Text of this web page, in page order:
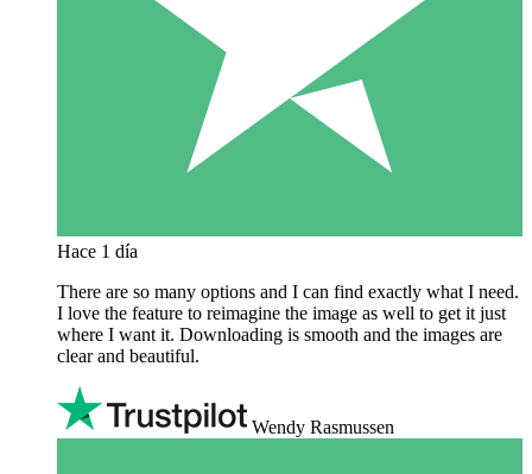
Hace 1 día
There are so many options and I can find exactly what I need.
I love the feature to reimagine the image as well to get it just
where I want it. Downloading is smooth and the images are
clear and beautiful.
Wendy Rasmussen